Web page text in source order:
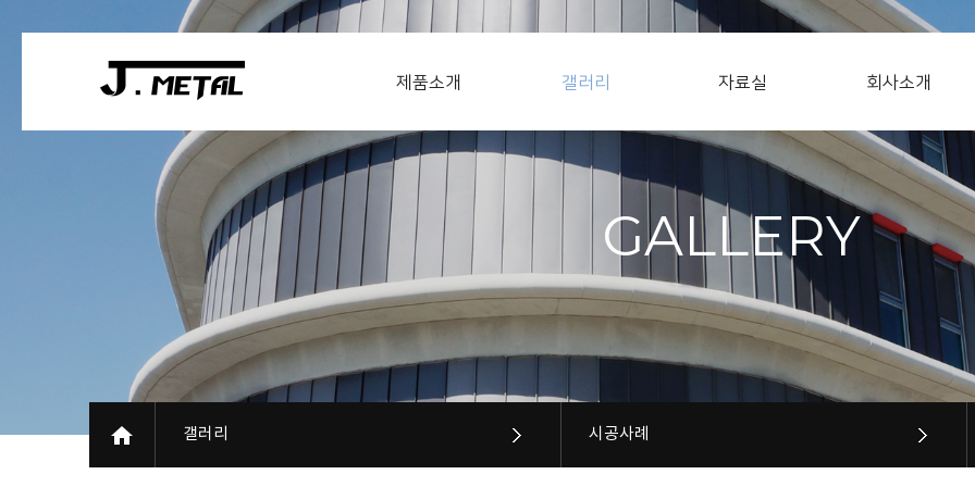
제품소개 갤러리 자료실 회사소개
GALLERY
갤러리 시공사례